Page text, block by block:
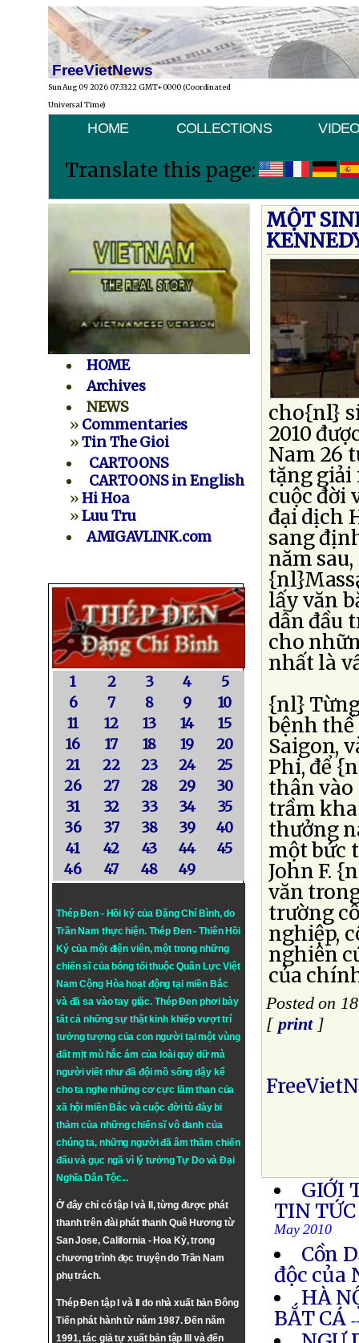
FreeVietNews
Sun Aug 09 2026 07:33:22 GMT+0000 (Coordinated
Universal Time)
HOME COLLECTIONS
Translate this page:
HOME
Archives
NEWS
» Commentaries
»Tin The Gioi
CARTOONS
CARTOONS in English
»Hi Hoa
»Luu Tru
AMIGAVLINK.com
1 2 3 4
5
6
7 8 9
10
11
12 13 14
15
16
17 18 19
20
21
22 23 24
25
26
27 28 29
30
31
32 33 34
35
36
37 38 39
40
41
42 43 44
45
46
47 48 49
Thép Đen - Hồi ký của Đặng Chí Bình, do
Trần Nam thực hiện. Thép Đen- Thiên Hồi
Ký của một điện viên, một trong những
chiến sĩ của bóng tối thuộc Quân Lực Việt
Nam Cộng Hòa hoạt động tại miền Bắc
và đã sa vào tay giặc. Thép Đen phơi bày
tất cả những sự thật kinh khiếp vượt trí
tưởng tượng của con người tại một vùng
đất mịt mù hắc ám của loài quỷ dữ mà
người viết như đã đội mồ sống dậy kể
cho ta nghe những cơ cực lầm than của
xã hội miền Bắc và cuộc đời tù đày bi
thảm của những chiến sĩ vô danh của
chúng ta, những người đã âm thầm chiến
đấu và gục ngã vì lý tưởngTự DovàĐại
Nghĩa Dân Tộc...
Ở đây chỉ có tập I và II, từng được phát
thanh trên đài phát thanh Quê Hương từ
San Jose, California - Hoa Kỳ, trong
chương trình đọc truyện do Trần Nam
phụ trách.
Thép Đen tập I và II do nhà xuất bản Đông
Tiến phát hành từ năm 1987. Đến năm
1991, tác giả tự xuất bản tập III và đến
MỘT
cho{nl}
2010
Nam 26
tặng giải
cuộc đời
đại dịch
sang
năm
lấy văn
dẫn đầu
cho
nhất là
{nl}
bệnh
Saigon,
Phi, để
thân
trầm kha
thưởng
một bức
John F.
văn
trường
nghiệp,
nghiên
của
Posted on
[ print]
GIỚI
TIN
May 2010
Cồn
độc của
HÀ
BẮT CÁ